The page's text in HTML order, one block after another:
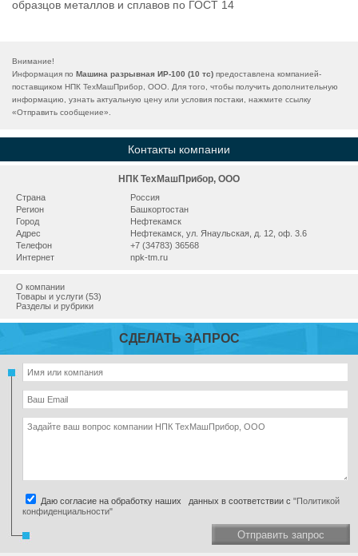
образцов металлов и сплавов по ГОСТ 14
Внимание!
Информация по Машина разрывная ИР-100 (10 тс) предоставлена компанией-
поставщиком НПК ТехМашПрибор, ООО. Для того, чтобы получить дополнительную
информацию, узнать актуальную цену или условия постаки, нажмите ссылку
«Отправить сообщение».
Контакты компании
НПК ТехМашПрибор, ООО
Страна
Россия
Регион
Башкортостан
Город
Нефтекамск
Адрес
Нефтекамск, ул. Янаульская, д. 12, оф. 3.6
Телефон
+7 (34783) 36568
Интернет
npk-tm.ru
О компании
Товары и услуги (53)
Разделы и рубрики
СДЕЛАТЬ ЗАПРОС
Даю согласие на обработку наших данных в соответствии с "Политикой
конфиденциальности"
Отправить запрос